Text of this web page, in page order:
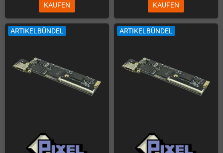
KAUFEN KAUFEN
ARTIKELBÜNDEL ARTIKELBÜNDEL